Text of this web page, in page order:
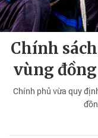
Chính
vùng
Chính phủ vừa quy